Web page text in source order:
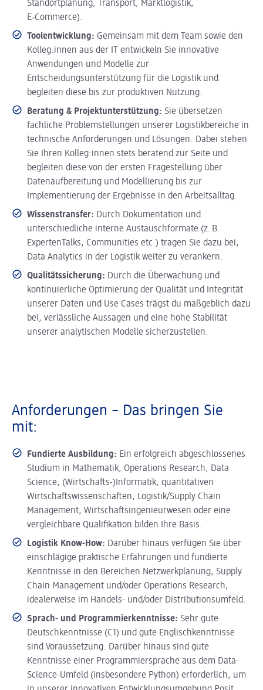
Standortplanung, Transport, Marktlogistik,
E‑Commerce).
Toolentwicklung: Gemeinsam mit dem Team sowie den
Kolleg:innen aus der IT entwickeln Sie innovative
Anwendungen und Modelle zur
Entscheidungsunterstützung für die Logistik und
begleiten diese bis zur produktiven Nutzung.
Beratung & Projektunterstützung: Sie übersetzen
fachliche Problemstellungen unserer Logistikbereiche in
technische Anforderungen und Lösungen. Dabei stehen
Sie Ihren Kolleg:innen stets beratend zur Seite und
begleiten diese von der ersten Fragestellung über
Datenaufbereitung und Modellierung bis zur
Implementierung der Ergebnisse in den Arbeitsalltag.
Wissenstransfer: Durch Dokumentation und
unterschiedliche interne Austauschformate (z. B.
ExpertenTalks, Communities etc.) tragen Sie dazu bei,
Data Analytics in der Logistik weiter zu verankern.
Qualitätssicherung: Durch die Überwachung und
kontinuierliche Optimierung der Qualität und Integrität
unserer Daten und Use Cases trägst du maßgeblich dazu
bei, verlässliche Aussagen und eine hohe Stabilität
unserer analytischen Modelle sicherzustellen.
Anforderungen – Das bringen Sie
mit:
Fundierte Ausbildung: Ein erfolgreich abgeschlossenes
Studium in Mathematik, Operations Research, Data
Science, (Wirtschafts-)Informatik, quantitativen
Wirtschaftswissenschaften, Logistik/Supply Chain
Management, Wirtschaftsingenieurwesen oder eine
vergleichbare Qualifikation bilden Ihre Basis.
Logistik Know-How: Darüber hinaus verfügen Sie über
einschlägige praktische Erfahrungen und fundierte
Kenntnisse in den Bereichen Netzwerkplanung, Supply
Chain Management und/oder Operations Research,
idealerweise im Handels- und/oder Distributionsumfeld.
Sprach- und Programmierkenntnisse: Sehr gute
Deutschkenntnisse (C1) und gute Englischkenntnisse
sind Voraussetzung. Darüber hinaus sind gute
Kenntnisse einer Programmiersprache aus dem Data-
Science-Umfeld (insbesondere Python) erforderlich, um